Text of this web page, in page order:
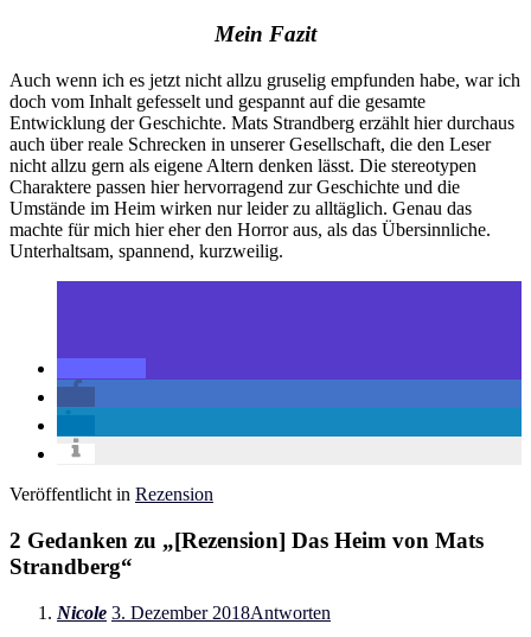
Mein Fazit
Auch wenn ich es jetzt nicht allzu gruselig empfunden habe, war ich
doch vom Inhalt gefesselt und gespannt auf die gesamte
Entwicklung der Geschichte. Mats Strandberg erzählt hier durchaus
auch über reale Schrecken in unserer Gesellschaft, die den Leser
nicht allzu gern als eigene Altern denken lässt. Die stereotypen
Charaktere passen hier hervorragend zur Geschichte und die
Umstände im Heim wirken nur leider zu alltäglich. Genau das
machte für mich hier eher den Horror aus, als das Übersinnliche.
Unterhaltsam, spannend, kurzweilig.
Veröffentlicht in Rezension
2 Gedanken zu „[Rezension] Das Heim von Mats
Strandberg“
Nicole 3. Dezember 2018Antworten